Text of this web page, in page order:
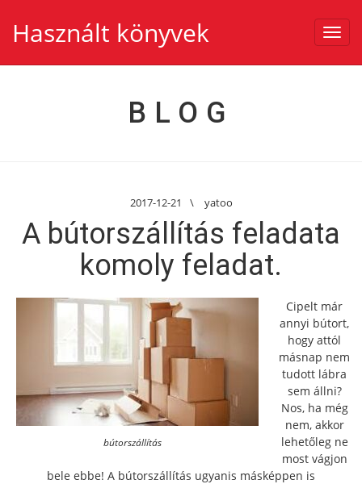
Használt könyvek
BLOG
2017-12-21 \ yatoo
A bútorszállítás feladata
komoly feladat.
bútorszállítás
Cipelt már
annyi bútort,
hogy attól
másnap nem
tudott lábra
sem állni?
Nos, ha még
nem, akkor
lehetőleg ne
most vágjon
bele ebbe! A bútorszállítás ugyanis másképpen is